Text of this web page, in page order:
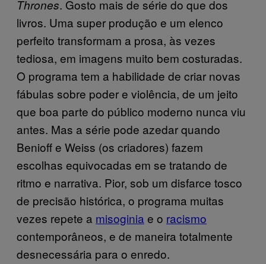
Thrones. Gosto mais de série do que dos
livros. Uma super produção e um elenco
perfeito transformam a prosa, às vezes
tediosa, em imagens muito bem costuradas.
O programa tem a habilidade de criar novas
fábulas sobre poder e violência, de um jeito
que boa parte do público moderno nunca viu
antes. Mas a série pode azedar quando
Benioff e Weiss (os criadores) fazem
escolhas equivocadas em se tratando de
ritmo e narrativa. Pior, sob um disfarce tosco
de precisão histórica, o programa muitas
vezes repete a misoginia e o racismo
contemporâneos, e de maneira totalmente
desnecessária para o enredo.